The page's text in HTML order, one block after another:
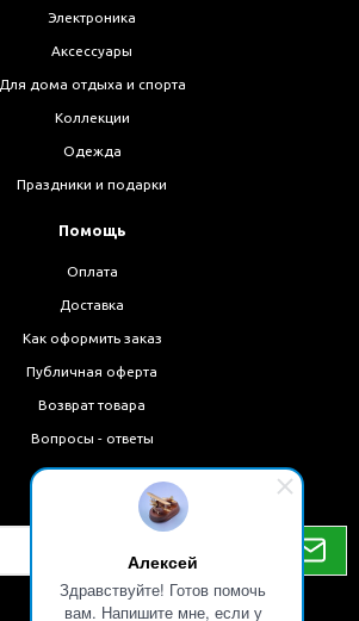
Алексей
Здравствуйте! Готов помочь
вам. Напишите мне, если у
Электроника
Аксессуары
Для дома отдыха и спорта
Коллекции
Одежда
Праздники и подарки
Помощь
Оплата
Доставка
Как оформить заказ
Публичная оферта
Возврат товара
Вопросы - ответы